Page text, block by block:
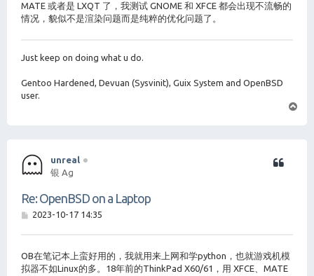
MATE 或者是 LXQT 了，我测试 GNOME 和 XFCE 都会出现不流畅的
情况，貌似不是渲染问题而是纯粹的优化问题了。
Just keep on doing what u do.
Gentoo Hardened, Devuan (Sysvinit), Guix System and OpenBSD
user.
unreal
银 Ag
Re: OpenBSD on a Laptop
帖
2023-10-17 14:35
OB在笔记本上蛮好用的，我就用来上网和学python，也就游戏机模
拟器不如Linux的多。18年前的ThinkPad X60/61，用 XFCE、MATE